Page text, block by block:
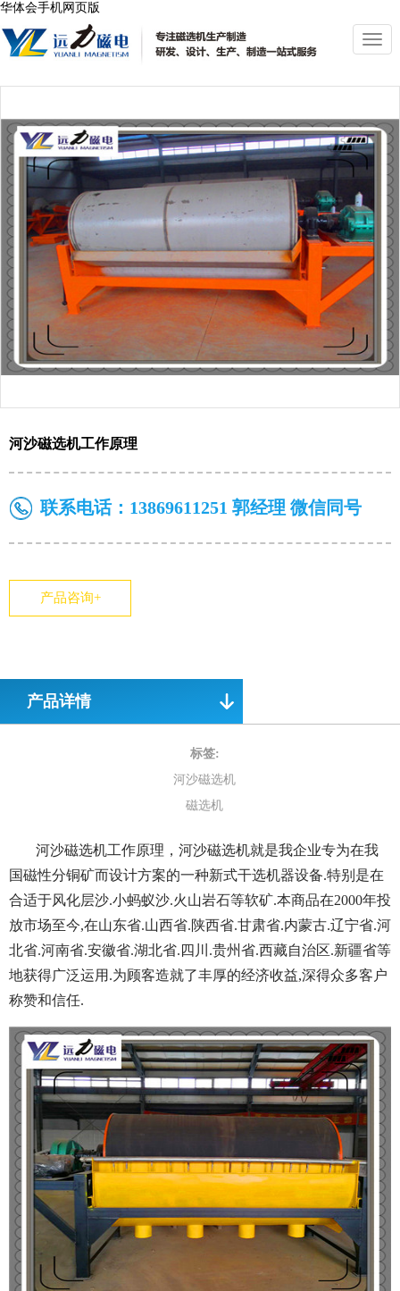
华体会手机网页版
切
换
航
河沙磁选机工作原理
联系电话： 13869611251 郭经理 微信同号
产品咨询+
产品详情
标签:
河沙磁选机
磁选机
河沙磁选机工作原理，河沙磁选机就是我企业专为在我
国磁性分铜矿而设计方案的一种新式干选机器设备.特别是在
合适于风化层沙.小蚂蚁沙.火山岩石等软矿.本商品在2000年投
放市场至今,在山东省.山西省.陕西省.甘肃省.内蒙古.辽宁省.河
北省.河南省.安徽省.湖北省.四川.贵州省.西藏自治区.新疆省等
地获得广泛运用.为顾客造就了丰厚的经济收益,深得众多客户
称赞和信任.